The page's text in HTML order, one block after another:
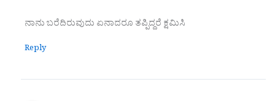
ನಾನು ಬರೆದಿರುವುದು ಏನಾದರೂ ತಪ್ಪಿದ್ದರೆ ಕ್ಷಮಿಸಿ
Reply